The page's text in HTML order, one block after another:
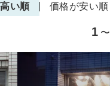
い順 価格が安い順
1 〜